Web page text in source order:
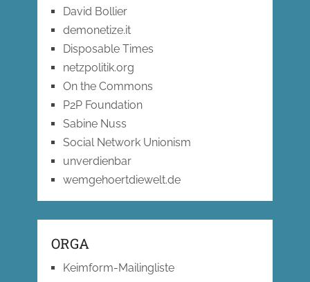
David Bollier
demonetize.it
Disposable Times
netzpolitik.org
On the Commons
P2P Foundation
Sabine Nuss
Social Network Unionism
unverdienbar
wemgehoertdiewelt.de
ORGA
Keimform-Mailingliste